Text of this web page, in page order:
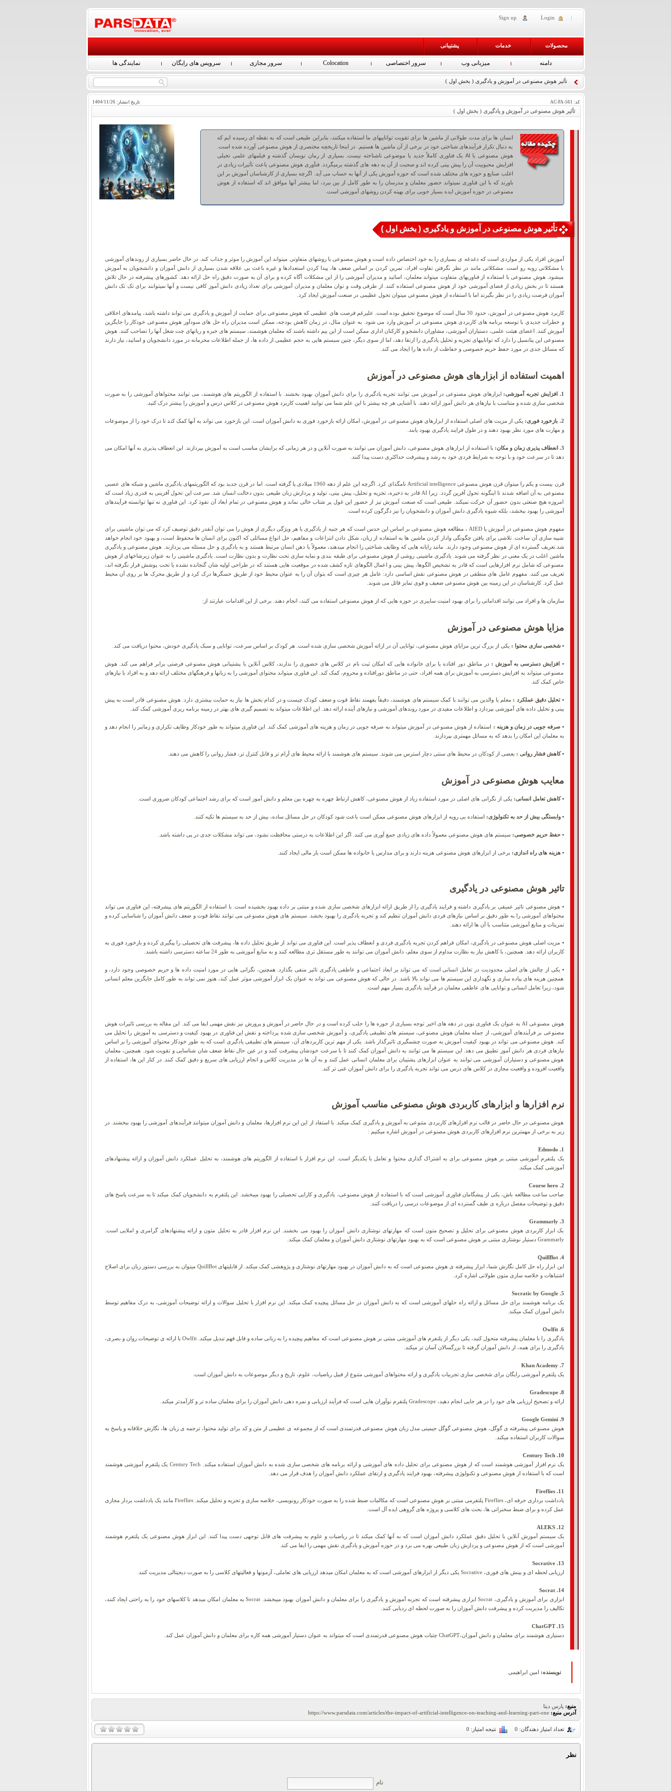
Login
Sign up
محصولات خدمات پشتیبانی
دامنه میزبانی وب سرور اختصاصی Colocation سرور مجازی سرویس های رایگان نمایندگی ها
تأثیر هوش مصنوعی در آموزش و یادگیری ( بخش اول )
کد: AC-FA-561 تاریخ انتشار: 1404/11/26
تأثیر هوش مصنوعی در آموزش و یادگیری ( بخش اول )
انسان ها برای مدت طولانی از ماشین ها برای تقویت تواناییهای ما استفاده میکنند، بنابراین طبیعی است که به نقطه ای رسیده ایم که
به دنبال تکرار فرآیندهای شناختی خود در برخی از آن ماشین ها هستیم. در اینجا تاریخچه مختصری از هوش مصنوعی آورده شده است.
هوش مصنوعی یا AI یک فناوری کاملاً جدید یا موضوعی ناشناخته نیست. بسیاری از رمان نویسان گذشته و فیلمهای علمی تخیلی
افزایش محبوبیت آن را پیش بینی کرده اند و صحبت از آن به دهه های گذشته برمیگردد. فنآوری هوش مصنوعی باعث تأثیرات زیادی در
اغلب صنایع و حوزه های مختلف شده است که حوزه آموزش یکی از آنها به حساب می آید. اگرچه بسیاری از کارشناسان آموزش بر این
باورند که با این فناوری نمیتواند حضور معلمان و مدرسان را به طور کامل از بین ببرد، اما بیشتر آنها موافق اند که استفاده از هوش
مصنوعی در حوزه آموزش ایده بسیار خوبی برای بهینه کردن روشهای آموزشی است.
تأثیر هوش مصنوعی در آموزش و یادگیری ( بخش اول )
آموزش افراد یکی از مواردی است که دغدغه ی بسیاری را به خود اختصاص داده است و هوش مصنوعی با روشهای متفاوتی میتواند این آموزش را موثر و جذاب کند. در حال حاضر بسیاری از روندهای آموزشی
با مشکلاتی روبه رو است. مشکلاتی مانند در نظر نگرفتن تفاوت افراد، تمرین کردن بر اساس ضعف ها، پیدا کردن استعدادها و غیره باعث بی علاقه شدن بسیاری از دانش آموزان و دانشجویان به آموزش
میشود. هوش مصنوعی با استفاده از فناوریهای متفاوت میتواند معلمان، اساتید و مدیران آموزشی را از این مشکلات آگاه کرده و برای آن به صورت دقیق راه حل ارائه دهد. کشورهای پیشرفته در حال تلاش
هستند تا در بخش زیادی از فضای آموزشی خود از هوش مصنوعی استفاده کنند. از طرفی وقت و توان معلمان و مدیران آموزشی برای تعداد زیادی دانش آموز کافی نیست و آنها نمیتوانند برای تک تک دانش
آموزان فرصت زیادی را در نظر بگیرند اما با استفاده از هوش مصنوعی میتوان تحول عظیمی در صنعت آموزش ایجاد کرد.
کاربرد هوش مصنوعی در آموزش، حدود 30 سال است که موضوع تحقیق بوده است. علیرغم فرصت های عظیمی که هوش مصنوعی برای حمایت از آموزش و یادگیری می تواند داشته باشد، پیامدهای اخلاقی
و خطرات جدیدی با توسعه برنامه های کاربردی هوش مصنوعی در آموزش وارد می شود. به عنوان مثال، در زمان کاهش بودجه، ممکن است مدیران راه حل های سودآور هوش مصنوعی خودکار را جایگزین
آموزش کنند. اعضای هیئت علمی، دستیاران آموزشی، مشاوران دانشجو و کارکنان اداری ممکن است از این بیم داشته باشند که معلمان هوشمند، سیستم های خبره و رباتهای چت شغل آنها را تصاحب کنند. هوش
مصنوعی این پتانسیل را دارد که تواناییهای تجزیه و تحلیل یادگیری را ارتقا دهد، اما از سوی دیگر، چنین سیستم هایی به حجم عظیمی از داده ها، از جمله اطلاعات محرمانه در مورد دانشجویان و اساتید، نیاز دارند
که مسائل جدی در مورد حفظ حریم خصوصی و حفاظت از داده ها را ایجاد می کند.
اهمیت استفاده از ابزارهای هوش مصنوعی در آموزش
1. افزایش تجربه آموزشی:
ابزارهای هوش مصنوعی در آموزش می توانند تجربه یادگیری را برای دانش آموزان بهبود بخشند. با استفاده از الگوریتم های هوشمند، می توانند محتواهای آموزشی را به صورت
شخصی سازی شده و متناسب با نیازهای هر دانش آموز ارائه دهند. با آشنایی هر چه بیشتر با این علم شما می توانید اهمیت کاربرد هوش مصنوعی در کلاس درس و آموزش را بیشتر درک کنید.
2. بازخورد فوری:
یکی از مزیت های اصلی استفاده از ابزارهای هوش مصنوعی در آموزش، امکان ارائه بازخورد فوری به دانش آموزان است. این بازخورد می تواند به آنها کمک کند تا درک خود را از موضوعات
و مهارت های مورد نظر بهبود دهند و در طول فرایند یادگیری بهبود یابند.
3. انعطاف پذیری زمان و مکان:
با استفاده از ابزارهای هوش مصنوعی، دانش آموزان می توانند به صورت آنلاین و در هر زمانی که برایشان مناسب است به آموزش بپردازند. این انعطاف پذیری به آنها امکان می
دهد تا در سرعت خود و با توجه به شرایط فردی خود به رشد و پیشرفت حداکثری دست پیدا کنند.
قرن بیست و یکم را میتوان قرن هوش مصنوعی Artificial intelligence نامگذای کرد. اگرچه این علم از دهه 1960 میلادی پا گرفته است. اما در قرن جدید بود که الگوریتمهای یادگیری ماشین و شبکه های عصبی
مصنوعی به آن اضافه شدند تا اینگونه تحول آفرین گردد. زیرا AI قادر به ذخیره، تجزیه و تحلیل، پیش بینی، تولید و پردازش زبان طبیعی بدون دخالت انسان شد. سرعت این تحول آفرینی به قدری زیاد است که
امروزه هیچ صنعتی بدون حضور آن حرکت نمیکند. طبیعی است که صنعت آموزش نیز از حضور این غول پر شتاب خالی نماند و هوش مصنوعی در تمام ابعاد آن نفوذ کرد. این فناوری نه تنها توانسته فرآیندهای
آموزشی را بهبود ببخشد، بلکه شیوه یادگیری دانش آموزان و دانشجویان را نیز دگرگون کرده است.
مفهوم هوش مصنوعی در آموزش یا AIED ، مطالعه هوش مصنوعی بر اساس این حدس است که هر جنبه از یادگیری یا هر ویژگی دیگری از هوش را می توان آنقدر دقیق توصیف کرد که می توان ماشینی برای
شبیه سازی آن ساخت. تلاشی برای یافتن چگونگی وادار کردن ماشین ها به استفاده از زبان، شکل دادن انتزاعات و مفاهیم، حل انواع مسائلی که اکنون برای انسان ها محفوظ است، و بهبود خود انجام خواهد
شد.تعریف گسترده ای از هوش مصنوعی وجود دارند. مانند رایانه هایی که وظایف شناختی را انجام میدهند، معمولاً با ذهن انسان مرتبط هستند و به یادگیری و حل مسئله می پردازند. هوش مصنوعی و یادگیری
ماشین اغلب در یک معنی در نظر گرفته می شوند. یادگیری ماشینی روشی از هوش مصنوعی برای طبقه بندی و نمایه سازی تحت نظارت و بدون نظارت است. یادگیری ماشینی را به عنوان زیرشاخهای از هوش
مصنوعی که شامل نرم افزارهایی است که قادر به تشخیص الگوها، پیش بینی و اعمال الگوهای تازه کشف شده در موقعیت هایی هستند که در طراحی اولیه شان گنجانده نشده یا تحت پوشش قرار نگرفته اند،
تعریف می کنند. مفهوم عامل های منطقی در هوش مصنوعی نقش اساسی دارد: عامل هر چیزی است که بتوان آن را به عنوان محیط خود از طریق حسگرها درک کرد و از طریق محرک ها بر روی آن محیط
عمل کرد. کارشناسان در این زمینه بین هوش مصنوعی ضعیف و قوی تمایز قائل می شوند.
سازمان ها و افراد می توانند اقداماتی را برای بهبود امنیت سایبری در حوزه هایی که از هوش مصنوعی استفاده می کنند، انجام دهند. برخی از این اقدامات عبارتند از:
مزایا هوش مصنوعی در آموزش
• شخصی سازی محتوا : یکی از بزرگ ترین مزایای هوش مصنوعی، توانایی آن در ارائه آموزش شخصی سازی شده است. هر کودک بر اساس سرعت، توانایی و سبک یادگیری خودش، محتوا دریافت می کند.
• افزایش دسترسی به آموزش : در مناطق دور افتاده یا برای خانواده هایی که امکان ثبت نام در کلاس های حضوری را ندارند، کلاس آنلاین با پشتیبانی هوش مصنوعی فرصتی برابر فراهم می کند. هوش
مصنوعی میتواند به افزایش دسترسی به آموزش برای همه افراد، حتی در مناطق دورافتاده و محروم، کمک کند. این فناوری میتواند محتوای آموزشی را به زبانها و فرهنگهای مختلف ارائه دهد و به افراد با نیازهای
خاص کمک کند.
• تحلیل دقیق عملکرد : معلم یا والدین می توانند با کمک سیستم های هوشمند، دقیقاً بفهمند نقاط قوت و ضعف کودک چیست و در کدام بخش ها نیاز به حمایت بیشتری دارد. هوش مصنوعی قادر است به پیش
بینی و تحلیل داده های آموزشی بپردازد و اطلاعات مفیدی در مورد روندهای آموزشی و نیازهای آینده ارائه دهد. این اطلاعات میتواند به تصمیم گیری های بهتر در زمینه برنامه ریزی آموزشی کمک کند.
• صرفه جویی در زمان و هزینه : استفاده از هوش مصنوعی در آموزش میتواند به صرفه جویی در زمان و هزینه های آموزشی کمک کند. این فناوری میتواند به طور خودکار وظایف تکراری و زمانبر را انجام دهد و
به معلمان این امکان را بدهد که به مسائل مهمتری بپردازند.
• کاهش فشار روانی : بعضی از کودکان در محیط های سنتی دچار استرس می شوند. سیستم های هوشمند با ارائه محیط های آرام تر و قابل کنترل تر، فشار روانی را کاهش می دهند.
معایب هوش مصنوعی در آموزش
• کاهش تعامل انسانی: یکی از نگرانی های اصلی در مورد استفاده زیاد از هوش مصنوعی، کاهش ارتباط چهره به چهره بین معلم و دانش آموز است که برای رشد اجتماعی کودکان ضروری است.
• وابستگی بیش از حد به تکنولوژی: استفاده بی رویه از ابزارهای هوش مصنوعی ممکن است باعث شود کودکان در حل مسائل ساده، بیش از حد به سیستم ها تکیه کنند.
• حفظ حریم خصوصی: سیستم های هوش مصنوعی معمولاً داده های زیادی جمع آوری می کنند. اگر این اطلاعات به درستی محافظت نشود، می تواند مشکلات جدی در پی داشته باشد.
• هزینه های راه اندازی: برخی از ابزارهای هوش مصنوعی هزینه دارند و برای مدارس یا خانواده ها ممکن است بار مالی ایجاد کنند.
تاثیر هوش مصنوعی در یادگیری
• هوش مصنوعی تاثیر عمیقی بر یادگیری داشته و فرایند یادگیری را از طریق ارائه ابزارهای شخصی سازی شده و مبتنی بر داده بهبود بخشیده است. با استفاده از الگوریتم های پیشرفته، این فناوری می تواند
محتواهای آموزشی را به طور دقیق بر اساس نیازهای فردی دانش آموزان تنظیم کند و تجربه یادگیری را بهبود بخشد. سیستم های هوش مصنوعی می توانند نقاط قوت و ضعف دانش آموزان را شناسایی کرده و
تمرینات و منابع آموزشی متناسب با آن ها ارائه دهند.
• مزیت اصلی هوش مصنوعی در یادگیری، امکان فراهم کردن تجربه یادگیری فردی و انعطاف پذیر است. این فناوری می تواند از طریق تحلیل داده ها، پیشرفت های تحصیلی را پیگیری کرده و بازخورد فوری به
کاربران ارائه دهد. همچنین، با کاهش نیاز به نظارت مداوم از سوی معلم، دانش آموزان می توانند به طور مستقل تری مطالعه کنند و به منابع آموزشی به طور 24 ساعته دسترسی داشته باشند.
• یکی از چالش های اصلی محدودیت در تعامل انسانی است که می تواند بر ابعاد اجتماعی و عاطفی یادگیری تاثیر منفی بگذارد. همچنین، نگرانی هایی در مورد امنیت داده ها و حریم خصوصی وجود دارد، و
همچنین هزینه های پیاده سازی و نگهداری این سیستم ها می تواند بالا باشد. در حالی که هوش مصنوعی می تواند به عنوان یک ابزار آموزشی موثر عمل کند، هنوز نمی تواند به طور کامل جایگزین معلم انسانی
شود، زیرا تعامل انسانی و توانایی های عاطفی معلمان در فرآیند یادگیری بسیار مهم است.
هوش مصنوعی AI به عنوان یک فناوری نوین در دهه های اخیر توجه بسیاری از حوزه ها را جلب کرده است و در حال حاضر در آموزش و پرورش نیز نقش مهمی ایفا می کند. این مقاله به بررسی تاثیرات هوش
مصنوعی بر فرآیندهای آموزشی، از جمله معلمان هوش مصنوعی، سیستم های تطبیقی یادگیری، و آموزش شخصی سازی شده پرداخته و نقش این فناوری در بهبود کیفیت و دسترسی به آموزش را تحلیل می
کند. هوش مصنوعی می تواند در بهبود کیفیت آموزش به صورت چشمگیری تاثیرگذار باشد. یکی از مهم ترین کاربردهای آن، سیستم های تطبیقی یادگیری است که به طور خودکار محتوای آموزشی را بر اساس
نیازهای فردی هر دانش آموز تطبیق می دهد. این سیستم ها می توانند به دانش آموزان کمک کنند تا با سرعت خودشان پیشرفت کنند و در عین حال نقاط ضعف شان شناسایی و تقویت شود. همچنین، معلمان
هوش مصنوعی و دستیاران آموزشی می توانند به عنوان ابزارهای پشتیبان برای معلمان انسانی عمل کنند و به آن ها در مدیریت کلاس و انجام ارزیابی های سریع و دقیق کمک کنند. در کنار این ها، استفاده از
واقعیت افزوده و واقعیت مجازی در کلاس های درس می تواند تجربه یادگیری را برای دانش آموزان غنی تر کند.
نرم افزارها و ابزارهای کاربردی هوش مصنوعی مناسب آموزش
هوش مصنوعی در حال حاضر در قالب نرم افزارهای کاربردی متنوعی به آموزش و یادگیری کمک میکند. با استفاد از این این نرم افزارها، معلمان و دانش آموزان میتوانند فرآیندهای آموزشی را بهبود ببخشند. در
زیر به برخی از مهمترین نرم افزارهای کاربردی هوش مصنوعی در آموزش اشاره میکنیم :
1. Edmodo
یک پلتفرم آموزشی مبتنی بر هوش مصنوعی برای به اشتراک گذاری محتوا و تعامل با یکدیگر است. این نرم افزار با استفاده از الگوریتم های هوشمند، به تحلیل عملکرد دانش آموزان و ارائه پیشنهادهای
آموزشی کمک میکند.
2. Course hero
صاحب ساعت مطالعه باش، یکی از پیشگامان فناوری آموزشی است که با استفاده از هوش مصنوعی، یادگیری و کارایی تحصیلی را بهبود میبخشد. این پلتفرم به دانشجویان کمک میکند تا به سرعت پاسخ های
دقیق و توضیحات مفصل درباره ی طیف گسترده ای از موضوعات درسی را دریافت کنند.
3. Grammarly
یک ابزار کاربردی هوش مصنوعی برای تحلیل و تصحیح متون است که مهارتهای نوشتاری دانش آموزان را بهبود می بخشند. این نرم افزار قادر به تحلیل متون و ارائه پیشنهادهای گرامری و املایی است.
Grammarly دستیار نوشتاری مبتنی بر هوش مصنوعی است که به بهبود مهارتهای نوشتاری دانش آموزان و معلمان کمک میکند.
4. QuillBot
این ابزار راه حل کامل نگارش شما، ابزار پیشرفته ی هوش مصنوعی است که به دانش آموزان در بهبود مهارتهای نوشتاری و پژوهشی کمک میکند. از قابلیتهای QuillBot میتوان به بررسی دستور زبان برای اصلاح
اشتباهات و خلاصه سازی متون طولانی اشاره کرد.
5. Socratic by Google
یک برنامه هوشمند برای حل مسائل و ارائه راه حلهای آموزشی است که به دانش آموزان در حل مسائل پیچیده کمک میکند. این نرم افزار با تحلیل سوالات و ارائه توضیحات آموزشی، به درک مفاهیم توسط
دانش آموزان کمک میکند.
6. Owlfit
یادگیری را با معلمان پیشرفته متحول کنید، یکی دیگر از پلتفرم های آموزشی مبتنی بر هوش مصنوعی است که مفاهیم پیچیده را به زبانی ساده و قابل فهم تبدیل میکند. Owlfit با ارائه ی توضیحات روان و بصری،
یادگیری را برای همه، از دانش آموزان گرفته تا بزرگسالان آسان تر میکند.
7. Khan Academy
یک پلتفرم آموزشی رایگان برای شخصی سازی تجربیات یادگیری و ارائه محتواهای آموزشی متنوع از قبیل ریاضیات، علوم، تاریخ و دیگر موضوعات به دانش آموزان است.
8. Gradescope
ارائه و تصحیح ارزیابی های خود را در هر جایی انجام دهید، Gradescope پلتفرم نوآوران هایی است که فرآیند ارزیابی و نمره دهی دانش آموزان را برای معلمان ساده تر و کارآمدتر میکند.
9. Google Gemini
هوش مصنوعی پیشرفته ی گوگل، هوش مصنوعی گوگل جیمینی مدل زبان هوش مصنوعی قدرتمندی است که از مجموعه ی عظیمی از متن و کد برای تولید محتوا، ترجمه ی زبان ها، نگارش خلاقانه و پاسخ به
سوالات کاربران استفاده میکند.
10. Century Tech
یک نرم افزار آموزشی هوشمند است که از هوش مصنوعی برای تحلیل داده های آموزشی و ارائه برنامه های شخصی سازی شده به دانش آموزان استفاده میکند. Century Tech یک پلتفرم آموزشی هوشمند
است که با استفاده از هوش مصنوعی و تکنولوژی پیشرفته، بهبود فرایند یادگیری و ارتقای عملکرد دانش آموزان را هدف قرار می دهد.
11. Fireflies
یادداشت برداری حرفه ای، Fireflies پلتفرمی مبتنی بر هوش مصنوعی است که مکالمات ضبط شده را به صورت خودکار رونویسی، خلاصه سازی و تجزیه و تحلیل میکند. Fireflies مانند یک یادداشت بردار مجازی
عمل کرده و برای ضبط سخنرانی ها، بحث های کلاسی و پروژه های گروهی ایده آل است.
12. ALEKS
یک سیستم آموزش آنلاین با تحلیل دقیق عملکرد دانش آموزان است که به آنها کمک میکند تا در ریاضیات و علوم به پیشرفت های قابل توجهی دست پیدا کنند. این ابزار هوش مصنوعی یک پلتفرم هوشمند
آموزشی است که از هوش مصنوعی و پردازش زبان طبیعی بهره می برد و در حوزه آموزش و یادگیری نقش مهمی را ایفا می کند.
13. Socrative
ارزیابی لحظه ای و بینش های فوری، Socrative یکی دیگر از ابزارهای آموزشی است که به معلمان امکان میدهد ارزیابی های تعاملی، آزمونها و فعالیتهای کلاسی را به صورت دیجیتالی مدیریت کنند.
14. Socrat
ابزاری برای آموزش و یادگیری، Socrat ابزاری پیشرفته است که تجربه آموزش و یادگیری را برای معلمان و دانش آموزان بهبود میبخشد. Socrat به معلمان امکان میدهد تا کلاسهای خود را به راحتی ایجاد کنند،
تکالیف را مدیریت کرده و پیشرفت دانش آموزان را به صورت لحظه ای ردیابی کنند.
15. ChatGPT
دستیاری هوشمند برای معلمان و دانش آموزان،ChatGPT چتبات هوش مصنوعی قدرتمندی است که میتواند به عنوان دستیار آموزشی همه کاره برای معلمان و دانش آموزان عمل کند.
نویسنده: امین ابراهیمی
منبع: پارس دیتا
آدرس منبع: https://www.parsdata.com/articles/the-impact-of-artificial-intelligence-on-teaching-and-learning-part-one
تعداد امتیاز دهندگان: 0 نتیجه امتیاز: 0
نظر
نام